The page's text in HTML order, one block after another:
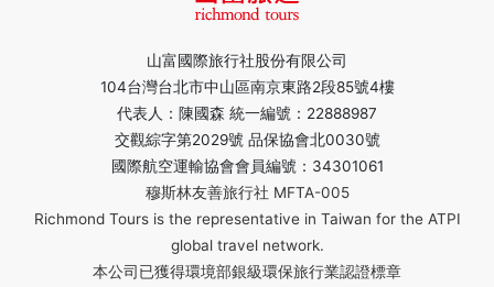
山富國際旅行社股份有限公司
104台灣台北市中山區南京東路2段85號4樓
代表人：陳國森 統一編號：22888987
交觀綜字第2029號 品保協會北0030號
國際航空運輸協會會員編號：34301061
穆斯林友善旅行社 MFTA-005
Richmond Tours is the representative in Taiwan for the ATPI
global travel network.
本公司已獲得環境部銀級環保旅行業認證標章